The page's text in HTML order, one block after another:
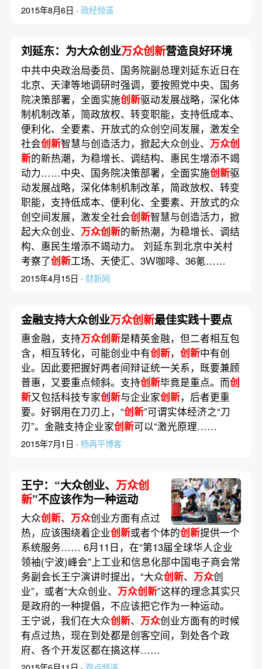
2015年8月6日 · 政经频道
刘延东：为大众创业万众创新营造良好环境
中共中央政治局委员、国务院副总理刘延东近日在
北京、天津等地调研时强调，要按照党中央、国务
院决策部署，全面实施创新驱动发展战略，深化体
制机制改革，简政放权、转变职能，支持低成本、
便利化、全要素、开放式的众创空间发展，激发全
社会创新智慧与创造活力，掀起大众创业、 万众创
新的新热潮，为稳增长、调结构、惠民生增添不竭
动力……中央、国务院决策部署，全面实施创新驱
动发展战略，深化体制机制改革，简政放权、转变
职能，支持低成本、便利化、全要素、开放式的众
创空间发展，激发全社会创新智慧与创造活力，掀
起大众创业、 万众创新的新热潮，为稳增长、调结
构、惠民生增添不竭动力。 刘延东到北京中关村
考察了创新工场、天使汇、3Ｗ咖啡、36氪……
2015年4月15日 · 财新网
金融支持大众创业万众创新最佳实践十要点
惠金融，支持万众创新是精英金融，但二者相互包
含，相互转化，可能创业中有创新， 创新中有创
业。因此要把握好两者间辩证统一关系，既要兼顾
普惠，又要重点倾斜。支持创新毕竟是重点。而创
新又包括科技专家创新与企业家创新，后者更重
要。好钢用在刀刃上，“创新”可谓实体经济之“刀
刃”。金融支持企业家创新可以“激光原理……
2015年7月1日 · 杨再平博客
王宁：“大众创业、 万众创
新”不应该作为一种运动
大众创新、 万众创业方面有点过
热，应该围绕着企业创新或者个体的创新提供一个
系统服务…… 6月11日，在“第13届全球华人企业
领袖(宁波)峰会”上工业和信息化部中国电子商会常
务副会长王宁演讲时提出，“大众创新、 万众创
业”，或者“大众创业、 万众创新”这样的理念其实只
是政府的一种提倡，不应该把它作为一种运动。
王宁说，我们在大众创新、 万众创业方面有的时候
有点过热，现在到处都是创客空间，到处各个政
府、各个开发区都在搞这样……